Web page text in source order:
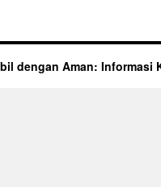
dengan Aman: Informasi